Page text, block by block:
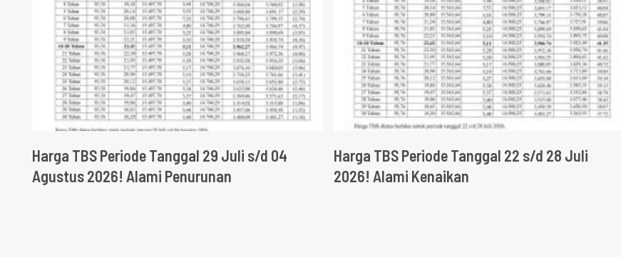
Harga TBS Periode Tanggal 29 Juli s/d 04
Agustus 2026! Alami Penurunan
Harga TBS Periode Tanggal 22 s/d 28 Juli
2026! Alami Kenaikan